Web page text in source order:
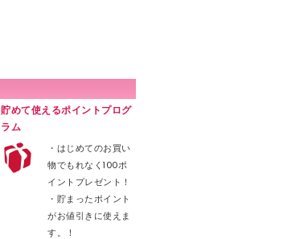
貯めて使えるポイントプログ
ラム
・はじめてのお買い
物でもれなく100ポ
イントプレゼント！
・貯まったポイント
がお値引きに使えま
す。！